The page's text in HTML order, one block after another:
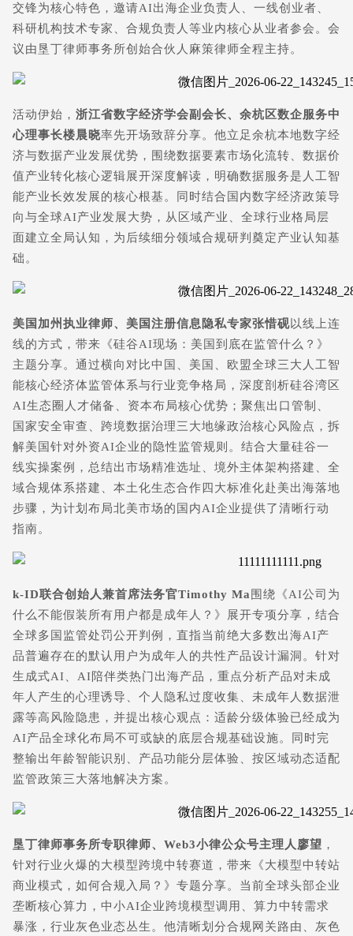
交锋为核心特色，邀请AI出海企业负责人、一线创业者、
科研机构技术专家、合规负责人等业内核心从业者参会。会
议由垦丁律师事务所创始合伙人麻策律师全程主持。
活动伊始， 浙江省数字经济学会副会长、余杭区数企服务中
心理事长楼晨晓率先开场致辞分享。他立足余杭本地数字经
济与数据产业发展优势，围绕数据要素市场化流转、数据价
值产业转化核心逻辑展开深度解读，明确数据服务是人工智
能产业长效发展的核心根基。同时结合国内数字经济政策导
向与全球AI产业发展大势，从区域产业、全球行业格局层
面建立全局认知，为后续细分领域合规研判奠定产业认知基
础。
美国加州执业律师、美国注册信息隐私专家张惜砚以线上连
线的方式，带来《硅谷AI现场：美国到底在监管什么？》
主题分享。通过横向对比中国、美国、欧盟全球三大人工智
能核心经济体监管体系与行业竞争格局，深度剖析硅谷湾区
AI生态圈人才储备、资本布局核心优势；聚焦出口管制、
国家安全审查、跨境数据治理三大地缘政治核心风险点，拆
解美国针对外资AI企业的隐性监管规则。结合大量硅谷一
线实操案例，总结出市场精准选址、境外主体架构搭建、全
域合规体系搭建、本土化生态合作四大标准化赴美出海落地
步骤，为计划布局北美市场的国内AI企业提供了清晰行动
指南。
k-ID联合创始人兼首席法务官Timothy Ma围绕《AI公司为
什么不能假装所有用户都是成年人？》展开专项分享，结合
全球多国监管处罚公开判例，直指当前绝大多数出海AI产
品普遍存在的默认用户为成年人 的共性产品设计漏洞。针对
生成式AI、AI陪伴类热门出海产品，重点分析产品对未成
年人产生的心理诱导、个人隐私过度收集、未成年人数据泄
露等高风险隐患，并提出核心观点：适龄分级体验已经成为
AI产品全球化布局不可或缺的底层合规基础设施。同时完
整输出年龄智能识别、产品功能分层体验、按区域动态适配
监管政策三大落地解决方案。
垦丁律师事务所专职律师、 Web3小律公众号主理人廖望 ，
针对行业火爆的大模型跨境中转赛道，带来《大模型中转站
商业模式，如何合规入局？》专题分享。当前全球头部企业
垄断核心算力，中小AI企业跨境模型调用、算力中转需求
暴涨，行业灰色业态丛生。他清晰划分合规网关路由、灰色